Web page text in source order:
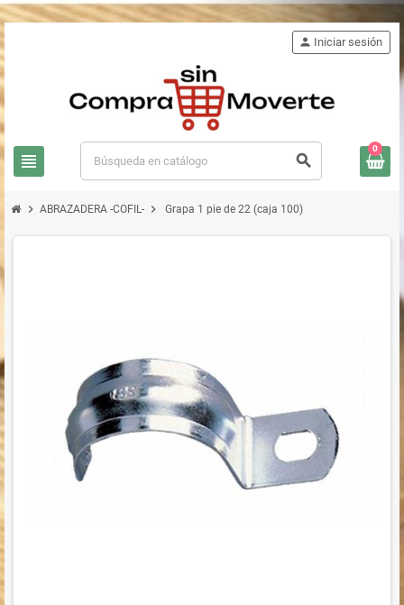
view_headline search
person Iniciar sesión
0
chevron_right ABRAZADERA -COFIL- chevron_right Grapa 1 pie de 22 (caja 100)